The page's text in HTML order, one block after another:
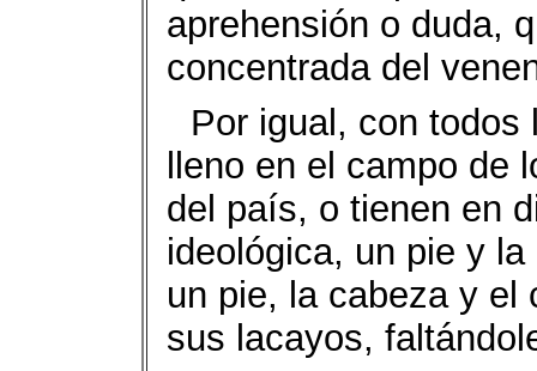
aprehensión o duda,
concentrada del
Por igual, con
lleno en el campo de
del país, o tienen en
ideológica, un pie y
un pie, la cabeza y el
sus lacayos,